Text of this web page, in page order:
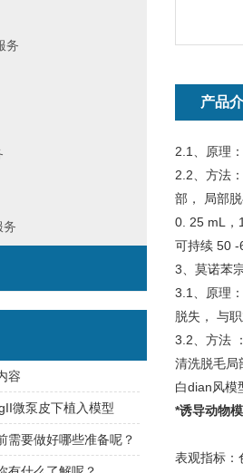
产品
2.1、原理
2.2、方法
部， 局部
0. 25 mL，
可持续 50 -
3、莫诺苯
3.1、原理
脱失， 与
3.2、方法
清洗脱毛局
白dian风模
*诱导动物
表观指标：
务
务
容
微泵皮下植入模型
需要做好哪些准备呢？